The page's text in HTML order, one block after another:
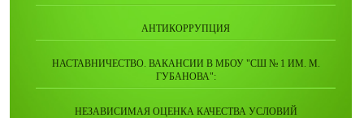
АНТИКОРРУПЦИЯ
НАСТАВНИЧЕСТВО. ВАКАНСИИ В МБОУ "СШ № 1 ИМ. М.
ГУБАНОВА":
НЕЗАВИСИМАЯ ОЦЕНКА КАЧЕСТВА УСЛОВИЙ